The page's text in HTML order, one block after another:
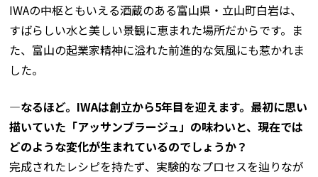
IWAの中枢ともいえる酒蔵のある富山県・立山町白岩は、
すばらしい水と美しい景観に恵まれた場所だからです。ま
た、富山の起業家精神に溢れた前進的な気風にも惹かれま
した。
―なるほど。IWAは創立から5年目を迎えます。最初に思い
描いていた「アッサンブラージュ」の味わいと、現在では
どのような変化が生まれているのでしょうか？
完成されたレシピを持たず、実験的なプロセスを辿りなが